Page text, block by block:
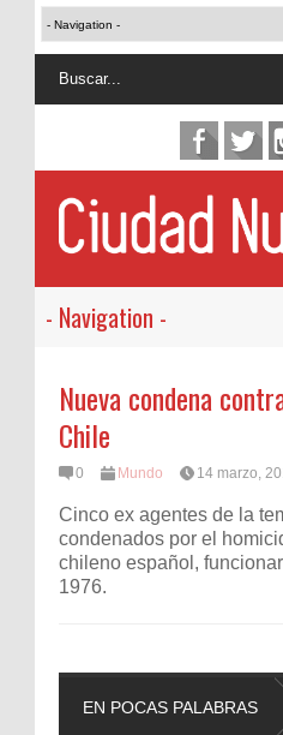
Nueva condena
Chile
0 Mundo 14 marzo,
Cinco ex agentes de la
condenados por el
chileno español,
1976.
EN POCAS PALABRAS